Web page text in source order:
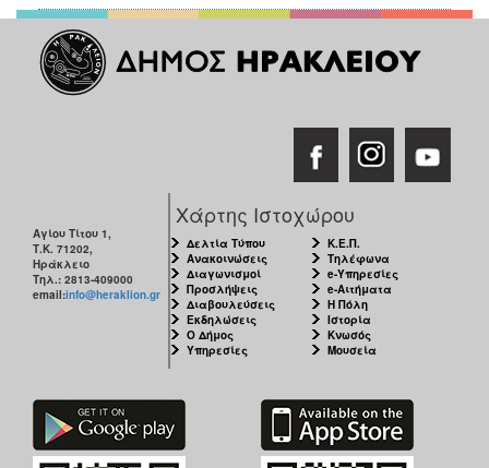
Αγίου Τίτου 1,
Τ.Κ. 71202,
Ηράκλειο
Τηλ.: 2813-409000
email:info@heraklion.gr
Χάρτης Ιστοχώρου
Δελτία Τύπου
Ανακοινώσεις
Διαγωνισμοί
Προσλήψεις
Διαβουλεύσεις
Εκδηλώσεις
Ο Δήμος
Υπηρεσίες
Κ.Ε.Π.
Τηλέφωνα
e-Υπηρεσίες
e-Αιτήματα
Η Πόλη
Ιστορία
Κνωσός
Μουσεία